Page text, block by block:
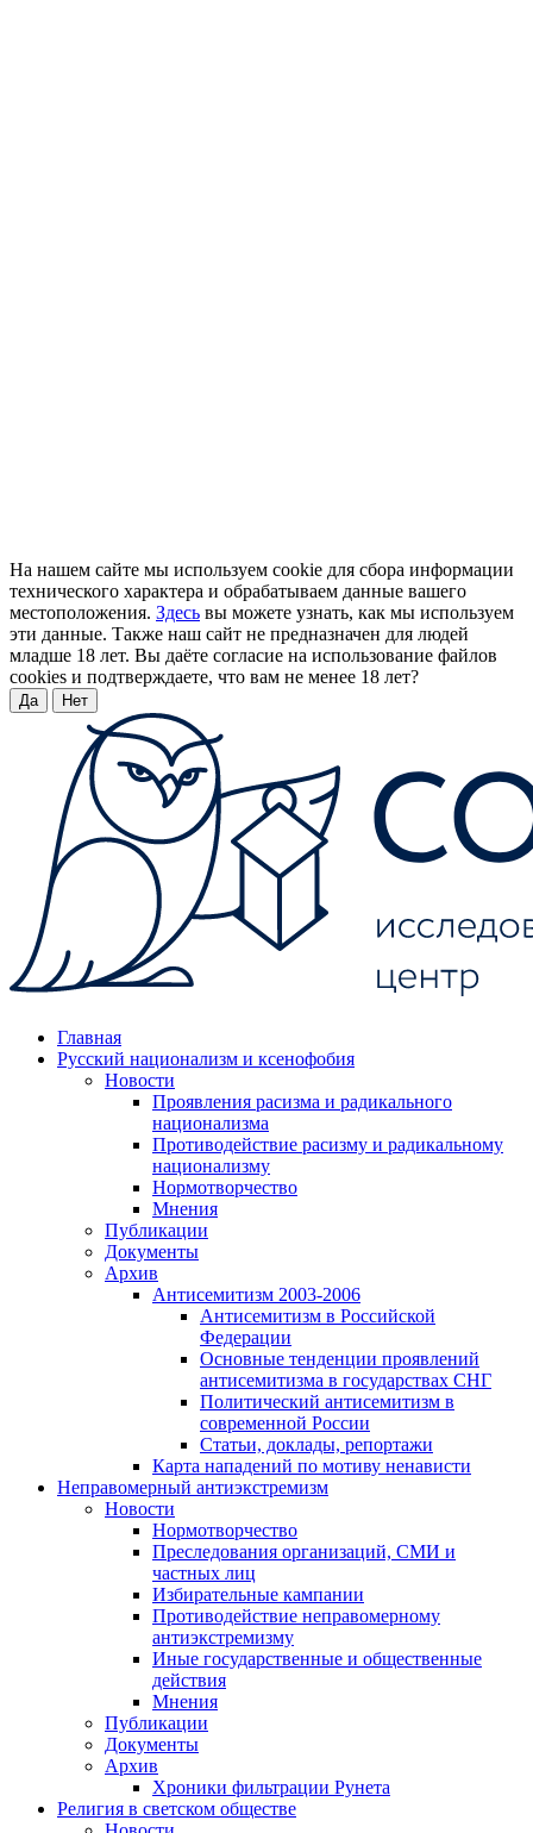
На нашем сайте мы используем cookie для сбора информации
технического характера и обрабатываем данные вашего
местоположения. Здесь вы можете узнать, как мы используем
эти данные. Также наш сайт не предназначен для людей
младше 18 лет. Вы даёте согласие на использование файлов
cookies и подтверждаете, что вам не менее 18 лет?
Да Нет
Главная
Русский национализм и ксенофобия
Новости
Проявления расизма и радикального
национализма
Противодействие расизму и радикальному
национализму
Нормотворчество
Мнения
Публикации
Документы
Архив
Антисемитизм 2003-2006
Антисемитизм в Российской
Федерации
Основные тенденции проявлений
антисемитизма в государствах СНГ
Политический антисемитизм в
современной России
Статьи, доклады, репортажи
Карта нападений по мотиву ненависти
Неправомерный антиэкстремизм
Новости
Нормотворчество
Преследования организаций, СМИ и
частных лиц
Избирательные кампании
Противодействие неправомерному
антиэкстремизму
Иные государственные и общественные
действия
Мнения
Публикации
Документы
Архив
Хроники фильтрации Рунета
Религия в светском обществе